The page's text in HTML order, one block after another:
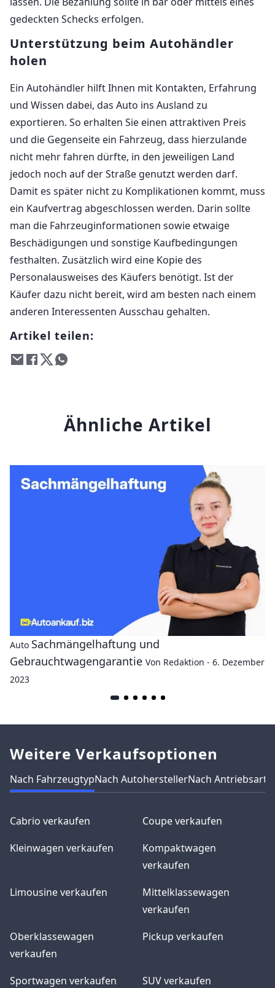
gedeckten Schecks erfolgen.
Unterstützung beim Autohändler
holen
Ein Autohändler hilft Ihnen mit Kontakten, Erfahrung
und Wissen dabei, das Auto ins Ausland zu
exportieren. So erhalten Sie einen attraktiven Preis
und die Gegenseite ein Fahrzeug, dass hierzulande
nicht mehr fahren dürfte, in den jeweiligen Land
jedoch noch auf der Straße genutzt werden darf.
Damit es später nicht zu Komplikationen kommt, muss
ein Kaufvertrag abgeschlossen werden. Darin sollte
man die Fahrzeuginformationen sowie etwaige
Beschädigungen und sonstige Kaufbedingungen
festhalten. Zusätzlich wird eine Kopie des
Personalausweises des Käufers benötigt. Ist der
Käufer dazu nicht bereit, wird am besten nach einem
anderen Interessenten Ausschau gehalten.
Artikel teilen:
Ähnliche Artikel
Auto Sachmängelhaftung und
Gebrauchtwagengarantie Von Redaktion - 6. Dezember
2023
Weitere Verkaufsoptionen
Nach FahrzeugtypNach AutoherstellerNach Antriebsart
Cabrio verkaufen
Coupe verkaufen
Kleinwagen verkaufen
Kompaktwagen
verkaufen
Limousine verkaufen
Mittelklassewagen
verkaufen
Oberklassewagen
verkaufen
Pickup verkaufen
Sportwagen verkaufen
SUV verkaufen